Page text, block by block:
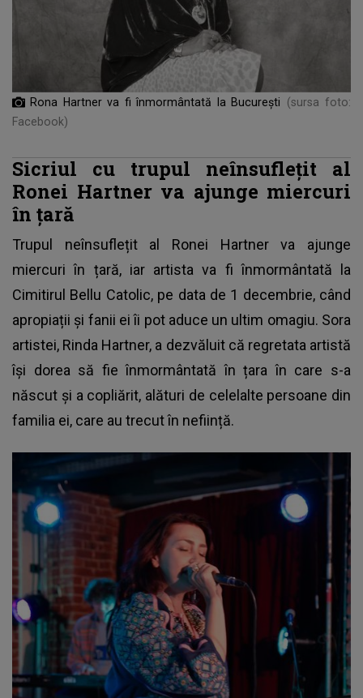
Rona Hartner va fi înmormântată la București
(sursa foto:
Facebook)
Sicriul cu trupul neînsuflețit al
Ronei Hartner va ajunge miercuri
în țară
Trupul neînsuflețit al Ronei Hartner va ajunge
miercuri în țară, iar artista va fi înmormântată la
Cimitirul Bellu Catolic, pe data de 1 decembrie, când
apropiații și fanii ei îi pot aduce un ultim omagiu. Sora
artistei, Rinda Hartner, a dezvăluit că regretata artistă
își dorea să fie înmormântată în țara în care s-a
născut și a copliărit, alături de celelalte persoane din
familia ei, care au trecut în neființă.